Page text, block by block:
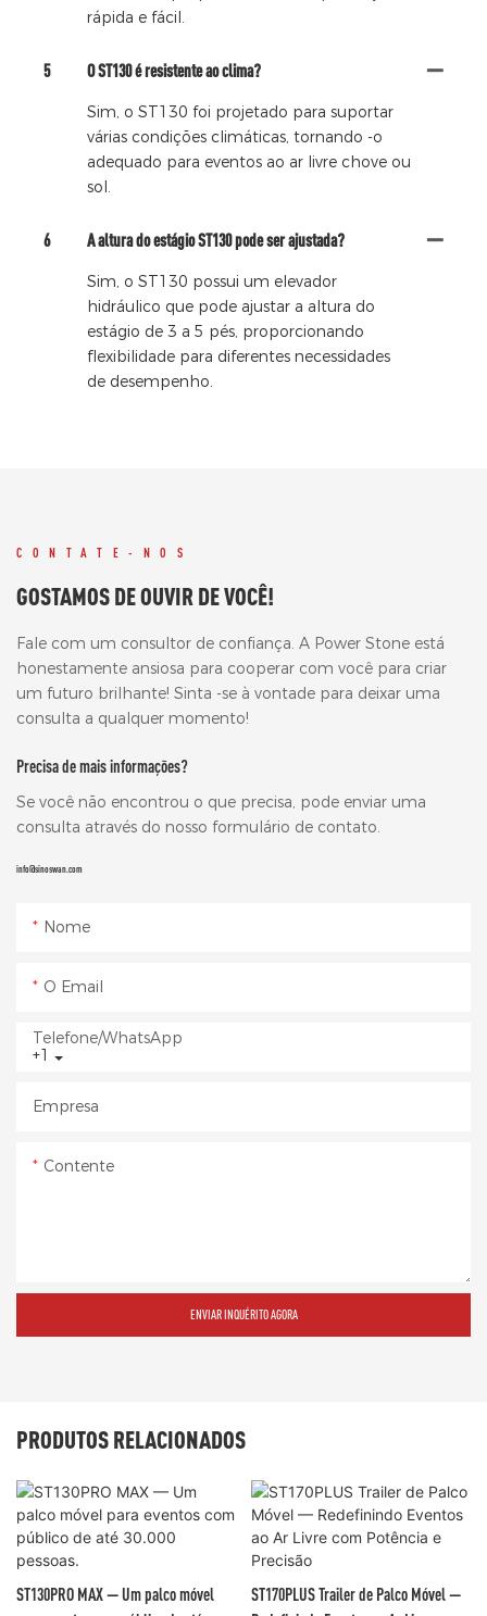
rápida e fácil.
5 O ST130 é resistente ao clima?
Sim, o ST130 foi projetado para suportar
várias condições climáticas, tornando -o
adequado para eventos ao ar livre chove ou
sol.
6 A altura do estágio ST130 pode ser ajustada?
Sim, o ST130 possui um elevador
hidráulico que pode ajustar a altura do
estágio de 3 a 5 pés, proporcionando
flexibilidade para diferentes necessidades
de desempenho.
CONTATE-NOS
GOSTAMOS DE OUVIR DE VOCÊ!
Fale com um consultor de confiança. A Power Stone está
honestamente ansiosa para cooperar com você para criar
um futuro brilhante! Sinta -se à vontade para deixar uma
consulta a qualquer momento!
Precisa de mais informações?
Se você não encontrou o que precisa, pode enviar uma
consulta através do nosso formulário de contato.
info@sinoswan.com
Nome
O Email
+1
Telefone/WhatsApp
Empresa
Contente
ENVIAR INQUÉRITO AGORA
PRODUTOS RELACIONADOS
ST130PRO MAX — Um palco móvel
ST170PLUS Trailer de Palco Móvel —